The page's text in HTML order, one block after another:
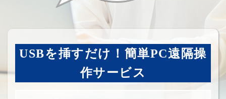
USBを挿すだけ！簡単PC遠隔操
作サービス